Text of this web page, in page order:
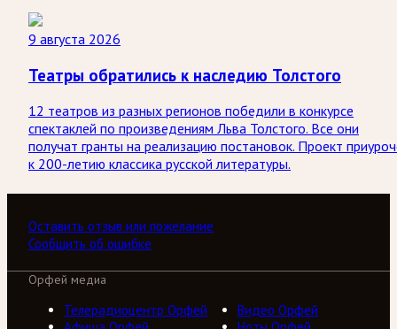
9 августа 2026
Театры обратились к наследию Толстого
12 театров из разных регионов победили в конкурсе
спектаклей по произведениям Льва Толстого. Все они
получат гранты на реализацию постановок. Проект
к 200-летию классика русской литературы.
Оставить отзыв или пожелание
Сообщить об ошибке
Орфей медиа
Телерадиоцентр Орфей
Видео Орфей